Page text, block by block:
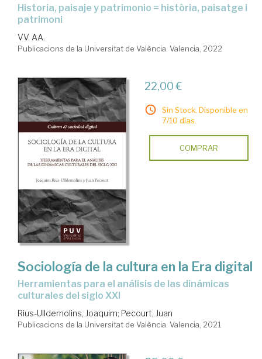
historia, paisaje y patrimonio = història, paisatge i
patrimoni
VV. AA.
Publicacions de la Universitat de València. Valencia, 2022
22,00 €
Sin Stock. Disponible en
7/10 días.
COMPRAR
Sociología de la cultura en la Era digital
herramientas para el análisis de las dinámicas
culturales del siglo XXI
Rius-Ulldemolins, Joaquim; Pecourt, Juan
Publicacions de la Universitat de València. Valencia, 2021